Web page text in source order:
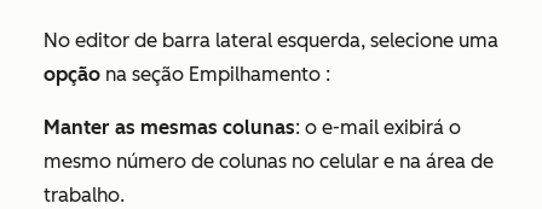
No editor de barra lateral esquerda, selecione uma
opção na seção Empilhamento :
Manter as mesmas colunas: o e-mail exibirá o
mesmo número de colunas no celular e na área de
trabalho.